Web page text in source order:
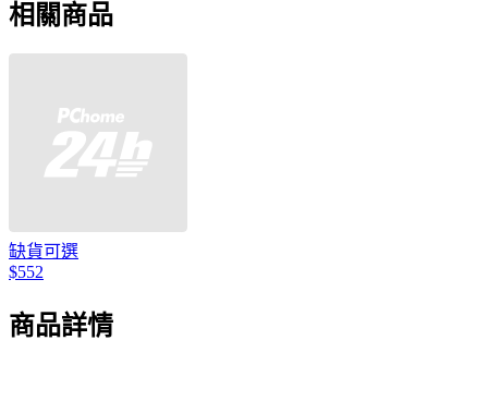
相關商品
缺貨可選
$552
商品詳情